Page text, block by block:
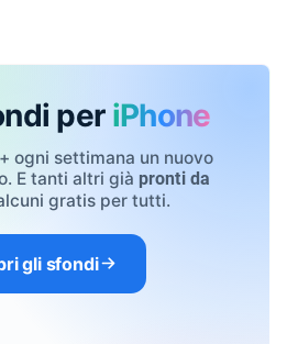
per iPhone
ogni settimana un nuovo
E tanti altri già pronti da
gratis per tutti.
gli sfondi